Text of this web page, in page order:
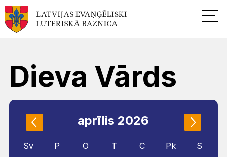
Dieva Vārds
aprīlis 2026
Sv P O T C Pk
S